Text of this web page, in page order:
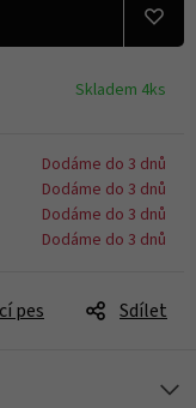
Skladem 4ks
Dodáme do 3 dnů
Dodáme do 3 dnů
Dodáme do 3 dnů
Dodáme do 3 dnů
pes Sdílet